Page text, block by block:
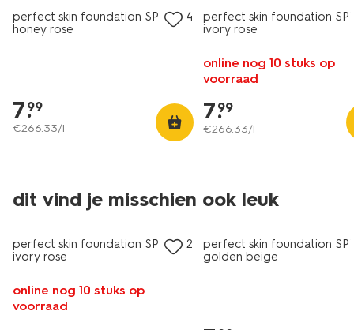
perfect skin foundation SPF15 04
honey rose
7.
99
€266.33/l
perfect skin foundation
ivory rose
online nog 10 stuks op
voorraad
7.
99
€266.33/l
dit vind je misschien ook leuk
vegan
perfect skin foundation SPF15 02
ivory rose
online nog 10 stuks op
voorraad
vegan
perfect skin foundation
golden beige